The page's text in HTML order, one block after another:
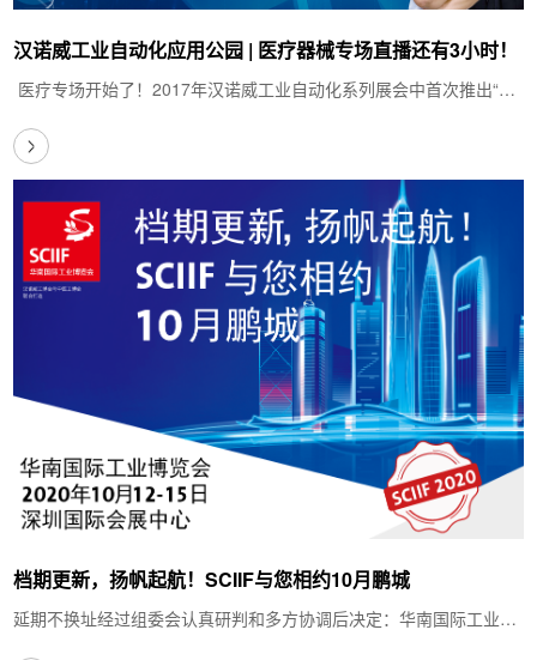
汉诺威工业自动化应用公园 | 医疗器械专场直播还有3小时！
医疗专场开始了！2017年汉诺威工业自动化系列展会中首次推出“应
档期更新，扬帆起航！SCIIF与您相约10月鹏城
延期不换址经过组委会认真研判和多方协调后决定：华南国际工业博